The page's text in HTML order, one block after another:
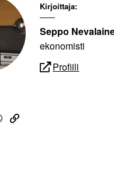
Kirjoittaja:
Seppo
ekonomisti
Profiili